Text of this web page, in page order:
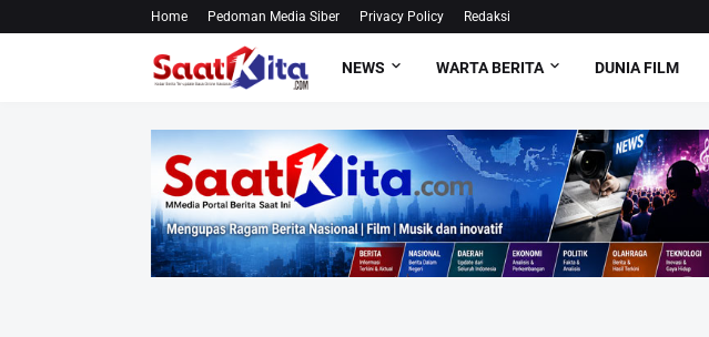
Home Pedoman Media Siber Privacy Policy Redaksi
NEWS WARTA BERITA DUNIA FILM